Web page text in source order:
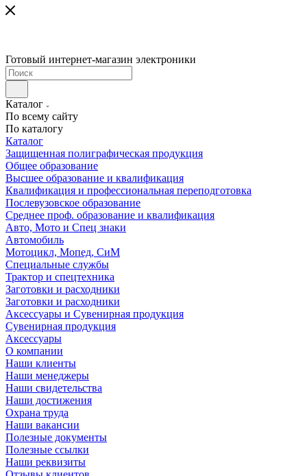
Готовый интернет-магазин электроники
Каталог
По всему сайту
По каталогу
Каталог
Защищенная полиграфическая продукция
Общее образование
Высшее образование и квалификация
Квалификация и профессиональная переподготовка
Послевузовское образование
Среднее проф. образование и квалификация
Авто, Мото и Спец знаки
Автомобиль
Мотоцикл, Мопед, СиМ
Специальные службы
Трактор и спецтехника
Заготовки и расходники
Заготовки и расходники
Аксессуары и Сувенирная продукция
Сувенирная продукция
Аксессуары
О компании
Наши клиенты
Наши менеджеры
Наши свидетельства
Наши достижения
Охрана труда
Наши вакансии
Полезные документы
Полезные ссылки
Наши реквизиты